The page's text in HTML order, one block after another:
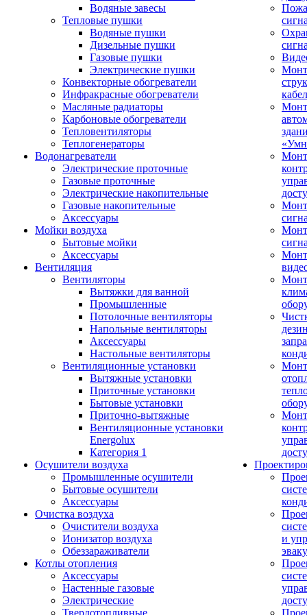
Водяные завесы
Тепловые пушки
Водяные пушки
Дизельные пушки
Газовые пушки
Электрические пушки
Конвекторные обогреватели
Инфракрасные обогреватели
Масляные радиаторы
Карбоновые обогреватели
Тепловентиляторы
Теплогенераторы
Водонагреватели
Электрические проточные
Газовые проточные
Электрические накопительные
Газовые накопительные
Аксессуары
Мойки воздуха
Бытовые мойки
Аксессуары
Вентиляция
Вентиляторы
Вытяжки для ванной
Промышленные
Потолочные вентиляторы
Напольные вентиляторы
Аксессуары
Настольные вентиляторы
Вентиляционные установки
Вытяжные установки
Приточные установки
Бытовые установки
Приточно-вытяжные
Вентиляционные установки
Energolux
Категория 1
Осушители воздуха
Промышленные осушители
Бытовые осушители
Аксессуары
Очистка воздуха
Очистители воздуха
Ионизатор воздуха
Обеззараживатели
Котлы отопления
Аксессуары
Настенные газовые
Электрические
Твердотопливные
и